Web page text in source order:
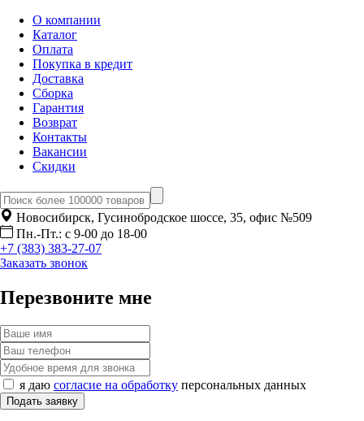
О компании
Каталог
Оплата
Покупка в кредит
Доставка
Сборка
Гарантия
Возврат
Контакты
Вакансии
Скидки
Новосибирск, Гусинобродское шоссе, 35, офис №509
Пн.-Пт.: с 9-00 до 18-00
+7 (383) 383-27-07
Заказать звонок
Перезвоните мне
я даю согласие на обработку персональных данных